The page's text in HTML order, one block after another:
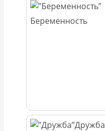
Беременность
Дружба